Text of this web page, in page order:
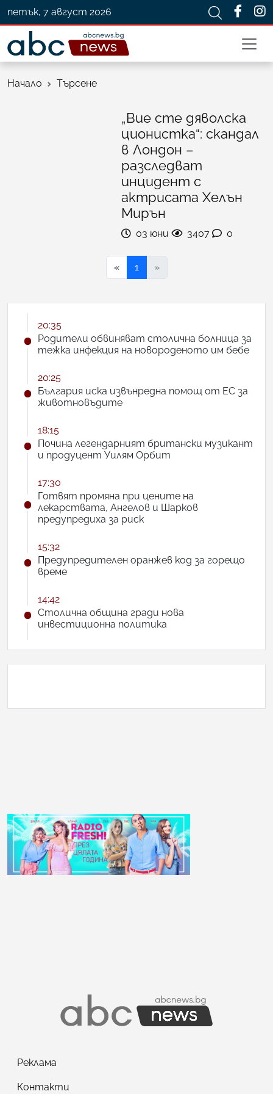
петък, 7 август 2026
Начало Търсене
„Вие сте дяволска
ционистка“: скандал
в Лондон –
разследват
инцидент с
актрисата Хелън
Мирън
03 юни 3407 0
« 1 »
20:35
Родители обвиняват столична болница за
тежка инфекция на новороденото им бебе
20:25
България иска извънредна помощ от ЕС за
животновъдите
18:15
Почина легендарният британски музикант
и продуцент Уилям Орбит
17:30
Готвят промяна при цените на
лекарствата, Ангелов и Шарков
предупредиха за риск
15:32
Предупредителен оранжев код за горещо
време
14:42
Столична община гради нова
инвестиционна политика
Реклама
Контакти